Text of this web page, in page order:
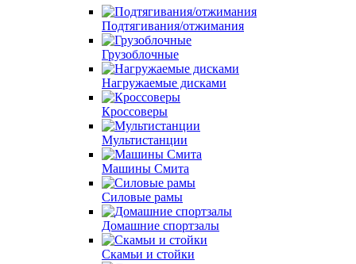
Подтягивания/отжимания
Грузоблочные
Нагружаемые дисками
Кроссоверы
Мультистанции
Машины Смита
Силовые рамы
Домашние спортзалы
Скамьи и стойки